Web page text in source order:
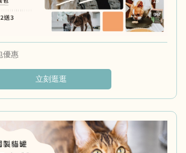
優惠
立刻逛逛